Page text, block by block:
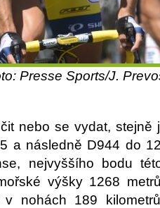
Presse Sports/J.
nebo se vydat, stejně
a následně D944 do
nejvyššího bodu
výšky 1268
nohách 189